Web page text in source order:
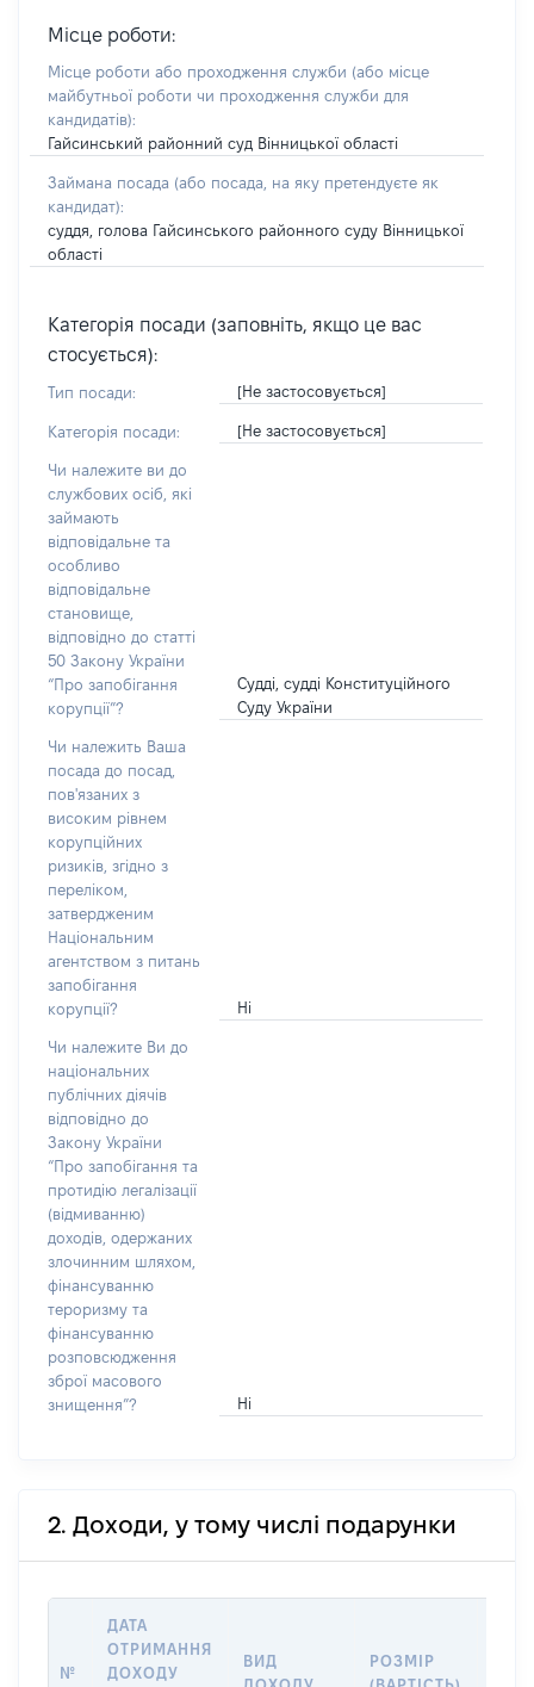
Місце роботи:
Місце роботи або проходження служби (або місце
майбутньої роботи чи проходження служби для
кандидатів):
Гайсинський районний суд Вінницької області
Займана посада (або посада, на яку претендуєте як
кандидат):
суддя, голова Гайсинського районного суду Вінницької
області
Категорія посади (заповніть, якщо це вас
стосується):
Тип посади: [Не застосовується]
Категорія посади: [Не застосовується]
Чи належите ви до
службових осіб, які
займають
відповідальне та
особливо
відповідальне
становище,
відповідно до статті
50 Закону України
“Про запобігання
корупції”?
Судді, судді Конституційного
Суду України
Чи належить Ваша
посада до посад,
пов'язаних з
високим рівнем
корупційних
ризиків, згідно з
переліком,
затвердженим
Національним
агентством з питань
запобігання
корупції?
Ні
Чи належите Ви до
національних
публічних діячів
відповідно до
Закону України
“Про запобігання та
протидію легалізації
(відмиванню)
доходів, одержаних
злочинним шляхом,
фінансуванню
тероризму та
фінансуванню
розповсюдження
зброї масового
знищення”?
Ні
2. Доходи, у тому числі подарунки
№
ДАТА
ОТРИМАННЯ
ДОХОДУ
ВИД
РОЗМІР